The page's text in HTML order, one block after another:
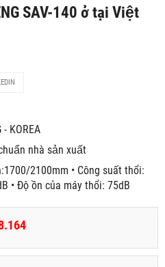
SAV-140 ở tại Việt
- KOREA
nhà sản xuất
2100mm • Công suất thổi:
• Độ ồn của máy thổi: 75dB